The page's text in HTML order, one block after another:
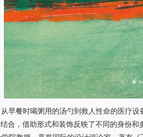
从早餐时喝粥用的汤勺到救人性命的医疗
合，借助形式和装饰反映了不同的身份和